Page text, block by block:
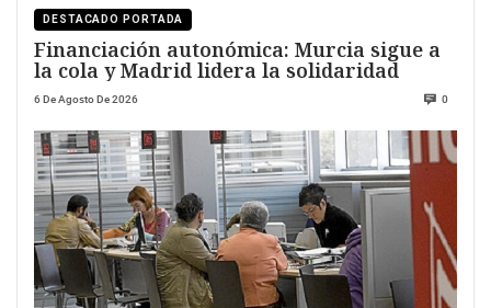
DESTACADO PORTADA
Financiación autonómica: Murcia sigue a
la cola y Madrid lidera la solidaridad
6 De Agosto De 2026 0